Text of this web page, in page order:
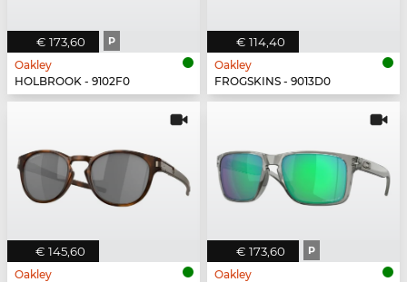
€ 173,60 P
Oakley
HOLBROOK - 9102F0
€ 114,40
Oakley
FROGSKINS - 9013D0
€ 145,60
Oakley
€ 173,60 P
Oakley